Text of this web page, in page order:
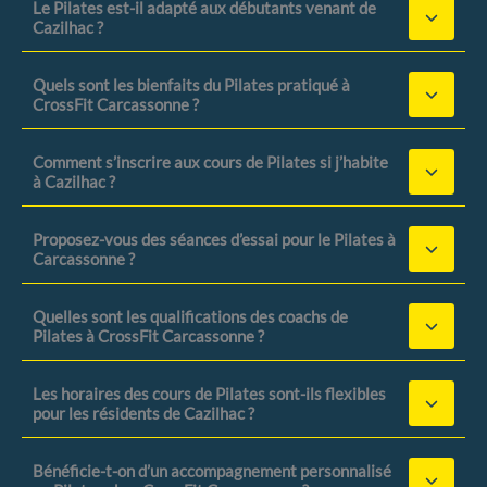
Le Pilates est-il adapté aux débutants venant de
Cazilhac ?
Quels sont les bienfaits du Pilates pratiqué à
CrossFit Carcassonne ?
Comment s’inscrire aux cours de Pilates si j’habite
à Cazilhac ?
Proposez-vous des séances d’essai pour le Pilates à
Carcassonne ?
Quelles sont les qualifications des coachs de
Pilates à CrossFit Carcassonne ?
Les horaires des cours de Pilates sont-ils flexibles
pour les résidents de Cazilhac ?
Bénéficie-t-on d’un accompagnement personnalisé